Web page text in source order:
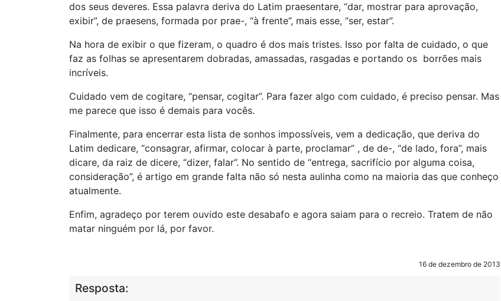
dos seus deveres. Essa palavra deriva do Latim praesentare, “dar, mostrar para aprovação,
exibir”, de praesens, formada por prae-, “à frente”, mais esse, “ser, estar”.
Na hora de exibir o que fizeram, o quadro é dos mais tristes. Isso por falta de cuidado, o que
faz as folhas se apresentarem dobradas, amassadas, rasgadas e portando os borrões mais
incríveis.
Cuidado vem de cogitare, “pensar, cogitar”. Para fazer algo com cuidado, é preciso pensar. Mas
me parece que isso é demais para vocês.
Finalmente, para encerrar esta lista de sonhos impossíveis, vem a dedicação, que deriva do
Latim dedicare, “consagrar, afirmar, colocar à parte, proclamar” , de de-, “de lado, fora”, mais
dicare, da raiz de dicere, “dizer, falar”. No sentido de “entrega, sacrifício por alguma coisa,
consideração”, é artigo em grande falta não só nesta aulinha como na maioria das que conheço
atualmente.
Enfim, agradeço por terem ouvido este desabafo e agora saiam para o recreio. Tratem de não
matar ninguém por lá, por favor.
16 de dezembro de 2013
Resposta: